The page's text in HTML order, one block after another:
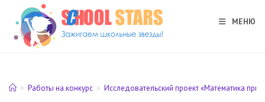
Перейти
содержимому
МЕНЮ
> Работы на конкурс > Исследовательский проект «Математика